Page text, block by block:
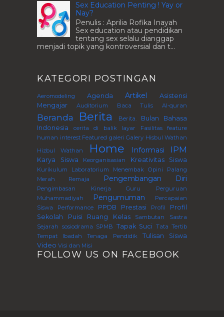
Sex Education Penting ! Yay or
Nay?
Penulis : Aprilia Rofika Inayah
Sex education atau pendidikan
tentang sex selalu dianggap
menjadi topik yang kontroversial dan t...
KATEGORI POSTINGAN
Aeromodeling Agenda Artikel
Asistensi
Mengajar
Auditorium Baca Tulis Al-quran
Beranda Berita Berita.
Bulan Bahasa
Indonesia
cerita di balik layar Fasilitas
feature
human interest Featured galeri Galery Hisbul Wathan
Hizbul Wathan
Home Informasi IPM
Karya Siswa Keorganisasian Kreativitas Siswa
Kurikulum Laboratorium Menembak Opini
Palang
Merah Remaja
Pengembangan Diri
Pengimbasan Kinerja Guru Perguruan
Muhammadiyah
Pengumuman
Percapaian
Siswa
Performance PPDB Prestasi Profil
Profil
Sekolah
Puisi Ruang Kelas Sambutan
Sastra
Sejarah sosiodrama SPMB Tapak Suci Tata Tertib
Tempat Ibadah
Tenaga Pendidik
Tulisan Siswa
Video Visi dan Misi
FOLLOW US ON FACEBOOK